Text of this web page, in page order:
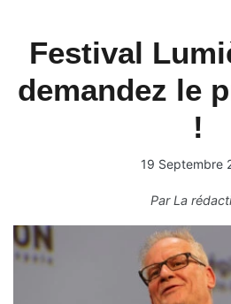
Festival
demandez le
!
19 Septembre
ParLa